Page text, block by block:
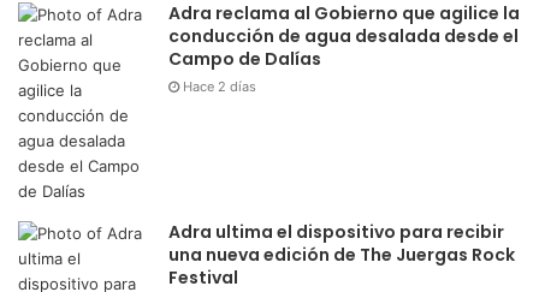
Adra reclama al Gobierno que agilice la
conducción de agua desalada desde el
Campo de Dalías
Hace 2 días
Adra ultima el dispositivo para recibir
una nueva edición de The Juergas Rock
Festival